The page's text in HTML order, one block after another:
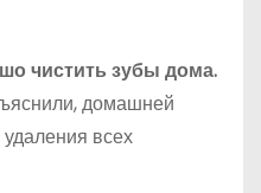
чистить зубы дома.
домашней
всех